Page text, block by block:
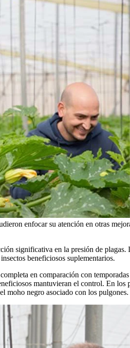
enfocar su atención en otras
significativa en la presión de
beneficiosos suplementarios.
en comparación con
mantuvieran el control. En
moho negro asociado con los pulgones.